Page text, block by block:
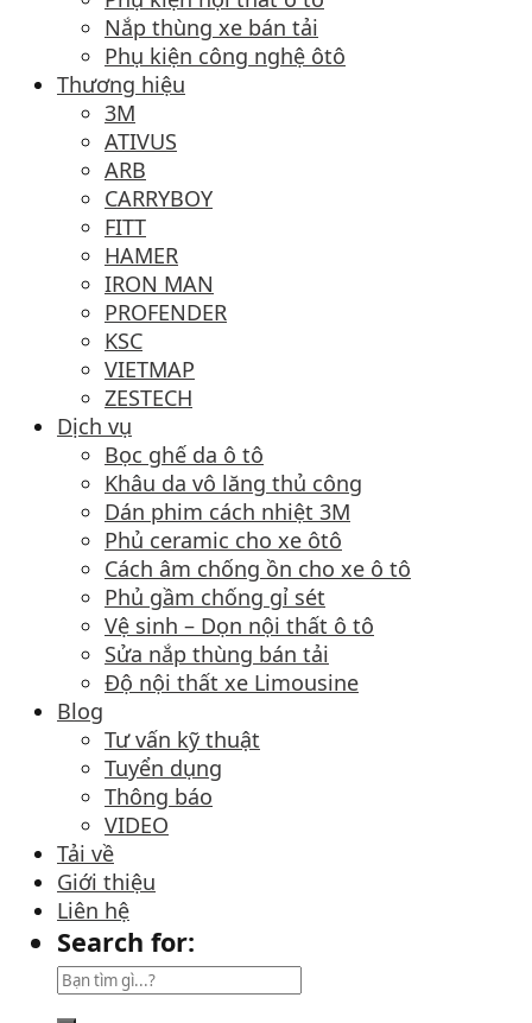
Nắp thùng xe bán tải
Phụ kiện công nghệ ôtô
Thương hiệu
3M
ATIVUS
ARB
CARRYBOY
FITT
HAMER
IRON MAN
PROFENDER
KSC
VIETMAP
ZESTECH
Dịch vụ
Bọc ghế da ô tô
Khâu da vô lăng thủ công
Dán phim cách nhiệt 3M
Phủ ceramic cho xe ôtô
Cách âm chống ồn cho xe ô tô
Phủ gầm chống gỉ sét
Vệ sinh – Dọn nội thất ô tô
Sửa nắp thùng bán tải
Độ nội thất xe Limousine
Blog
Tư vấn kỹ thuật
Tuyển dụng
Thông báo
VIDEO
Tải về
Giới thiệu
Liên hệ
Search for: